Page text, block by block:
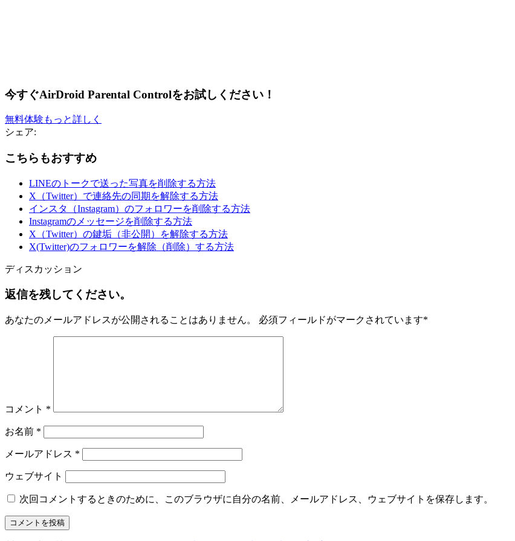
今すぐAirDroid Parental Controlをお試しください！
無料体験 もっと詳しく
シェア:
こちらもおすすめ
LINEのトークで送った写真を削除する方法
X（Twitter）で連絡先の同期を解除する方法
インスタ（Instagram）のフォロワーを削除する方法
Instagramのメッセージを削除する方法
X（Twitter）の鍵垢（非公開）を解除する方法
X(Twitter)のフォロワーを解除（削除）する方法
ディスカッション
返信を残してください。
あなたのメールアドレスが公開されることはありません。 必須フィールドがマークされています*
コメント *
お名前 *
メールアドレス *
ウェブサイト
次回コメントするときのために、このブラウザに自分の名前、メールアドレス、ウェブサイトを保存します。